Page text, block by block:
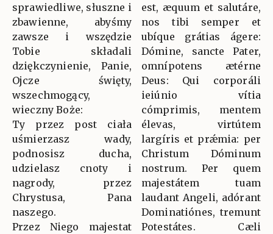
sprawiedliwe, słuszne i
zbawienne, abyśmy
zawsze i wszędzie
Tobie składali
dziękczynienie, Panie,
Ojcze święty,
wszechmogący,
wieczny Boże:
Ty przez post ciała
uśmierzasz wady,
podnosisz ducha,
udzielasz cnoty i
nagrody, przez
Chrystusa, Pana
naszego.
Przez Niego majestat
est, æquum et salutáre,
nos tibi semper et
ubíque grátias ágere:
Dómine, sancte Pater,
omnípotens ætérne
Deus: Qui corporáli
ieiúnio vítia
cómprimis, mentem
élevas, virtútem
largíris et prǽmia: per
Christum Dóminum
nostrum. Per quem
majestátem tuam
laudant Angeli, adórant
Dominatiónes, tremunt
Potestátes. Cæli